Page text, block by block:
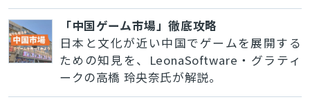
「中国ゲーム市場」徹底攻略
日本と文化が近い中国でゲームを展開する
ための知見を、LeonaSoftware・グラティ
ークの高橋 玲央奈氏が解説。